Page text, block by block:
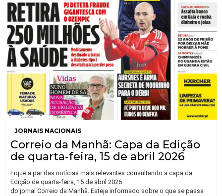
JORNAIS NACIONAIS
Correio da Manhã: Capa da Edição
de quarta-feira, 15 de abril 2026
Fique a par das notícias mais relevantes consultando a capa da
Edição de quarta-feira, 15 de abril 2026
do jornal Correio da Manhã. Esteja informado sobre o que se passa